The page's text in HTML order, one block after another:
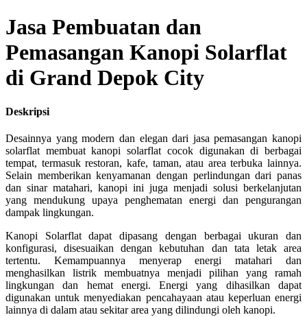
Jasa Pembuatan dan
Pemasangan Kanopi Solarflat
di Grand Depok City
Deskripsi
Desainnya yang modern dan elegan dari jasa pemasangan kanopi
solarflat membuat kanopi solarflat cocok digunakan di berbagai
tempat, termasuk restoran, kafe, taman, atau area terbuka lainnya.
Selain memberikan kenyamanan dengan perlindungan dari panas
dan sinar matahari, kanopi ini juga menjadi solusi berkelanjutan
yang mendukung upaya penghematan energi dan pengurangan
dampak lingkungan.
Kanopi Solarflat dapat dipasang dengan berbagai ukuran dan
konfigurasi, disesuaikan dengan kebutuhan dan tata letak area
tertentu. Kemampuannya menyerap energi matahari dan
menghasilkan listrik membuatnya menjadi pilihan yang ramah
lingkungan dan hemat energi. Energi yang dihasilkan dapat
digunakan untuk menyediakan pencahayaan atau keperluan energi
lainnya di dalam atau sekitar area yang dilindungi oleh kanopi.